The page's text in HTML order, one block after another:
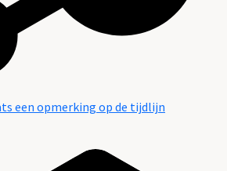
een opmerking op de tijdlijn